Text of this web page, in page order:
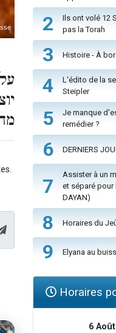
2
Ils ont volé 12
pas la Torah
3 Histoire - À
4
L'édito de la
Steipler
5
Je manque
remédier ?
6 DERNIERS
7
Assister à un
et séparé pour
DAYAN)
8 Horaires du
9 Elyana au
Horaires
6